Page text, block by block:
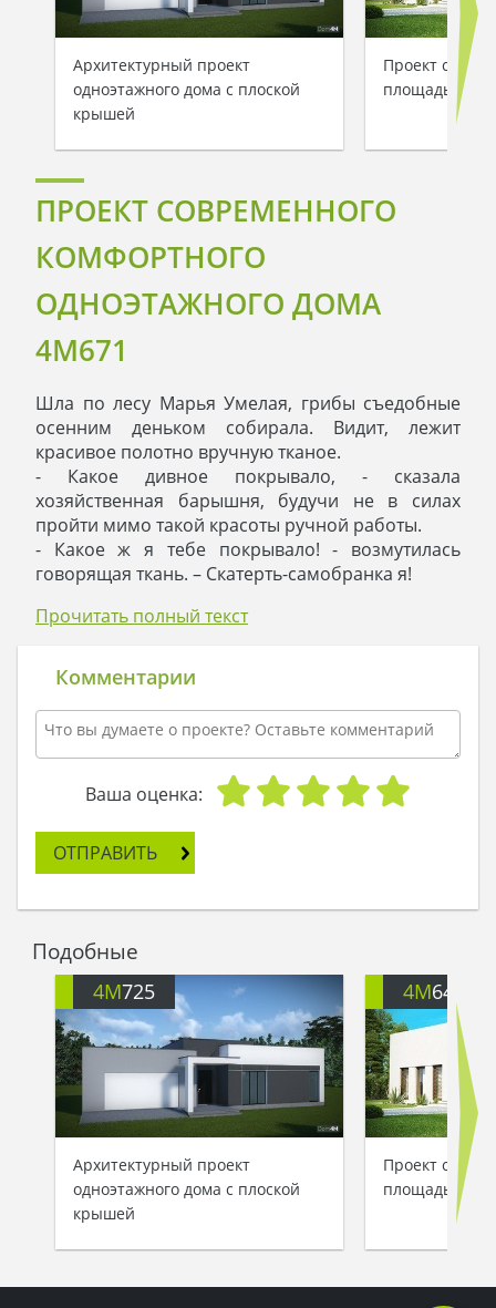
Архитектурный проект
одноэтажного дома с плоской
крышей
Проект
площадью
ПРОЕКТ СОВРЕМЕННОГО
КОМФОРТНОГО
ОДНОЭТАЖНОГО ДОМА
4M671
Шла по лесу Марья Умелая, грибы съедобные
осенним деньком собирала. Видит, лежит
красивое полотно вручную тканое.
- Какое дивное покрывало, - сказала
хозяйственная барышня, будучи не в силах
пройти мимо такой красоты ручной работы.
- Какое ж я тебе покрывало! - возмутилась
говорящая ткань. – Скатерть-самобранка я!
это ты что, стол накрыть можешь, стоит тобою
- Еще чего, - пробурчала скатерть, - стряпня –
это не по моей части. Я на более глобальных
чудесах специализируюсь.
- Быть такого не может! - не уступала барышня.
- А вот и может! Загадай-ка спонтанно желание,
и увидим, кто прав! - ответила скатерть.
- Ну, вес дома я на себе не выдержу, - сказала
скатерть, - а проект дома – запросто! Теперь
разверни!
Марья так и сделала. Взяла скатерть-самобранку
за два угла, встряхнула ею над усыпанной
листьями землей, и появилась поди-знай откуда
картина стильного домика.
- А ты говорила! - рассмеялась скатерть. – Вот и
проект домика тебе перепал, с пылу с жару, -
сказала она, - теперь не теряйся, богатыря
способного ищи, и превратится домик из
картинки да в жилое помещение!
Прочитать полный текст
Комментарии
Ваша оценка:
ОТПРАВИТЬ
Подобные
4M725
Архитектурный проект
одноэтажного дома с плоской
крышей
4M646
Проект
площадью